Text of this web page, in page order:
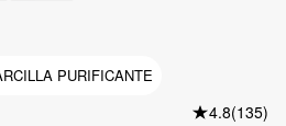
PURIFICANTE
4.8(135)